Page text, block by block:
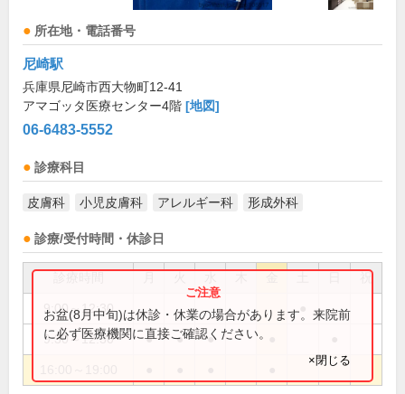
所在地・電話番号
尼崎駅
兵庫県尼崎市西大物町12-41
アマゴッタ医療センター4階 [地図]
06-6483-5552
診療科目
皮膚科 小児皮膚科 アレルギー科 形成外科
診療/受付時間・休診日
祝
9:00～12:30
9:30～12:30 ● ● ●
お盆(8月中旬)は休診・休業の場合があります。来院前
に必ず医療機関に直接ご確認ください。
×閉じる